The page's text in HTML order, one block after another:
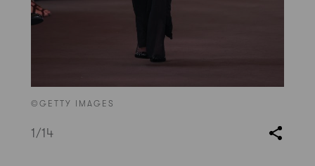
©GETTY IMAGES
1/14